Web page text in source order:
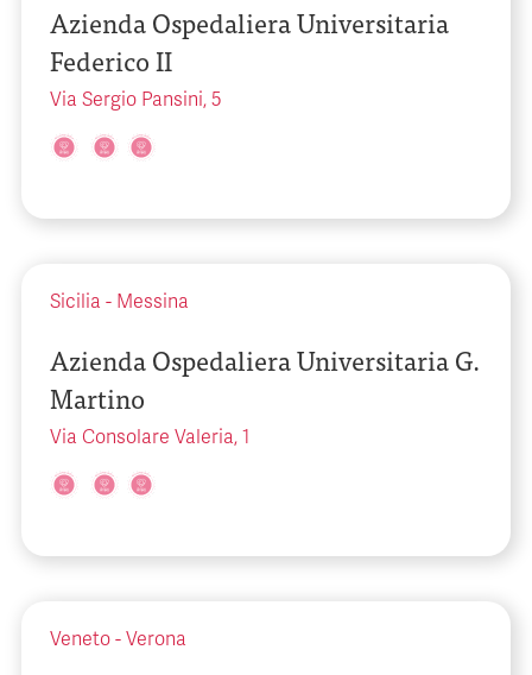
Azienda Ospedaliera Universitaria
Federico II
Via Sergio Pansini, 5
Sicilia - Messina
Azienda Ospedaliera Universitaria G.
Martino
Via Consolare Valeria, 1
Veneto - Verona